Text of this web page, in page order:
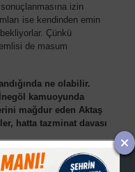
izin
ise kendinden emin
Çünkü
de masum
ne olabilir.
kamuoyunda
mağdur eden Aktaş
hatta tazminat davası
meselesi belki